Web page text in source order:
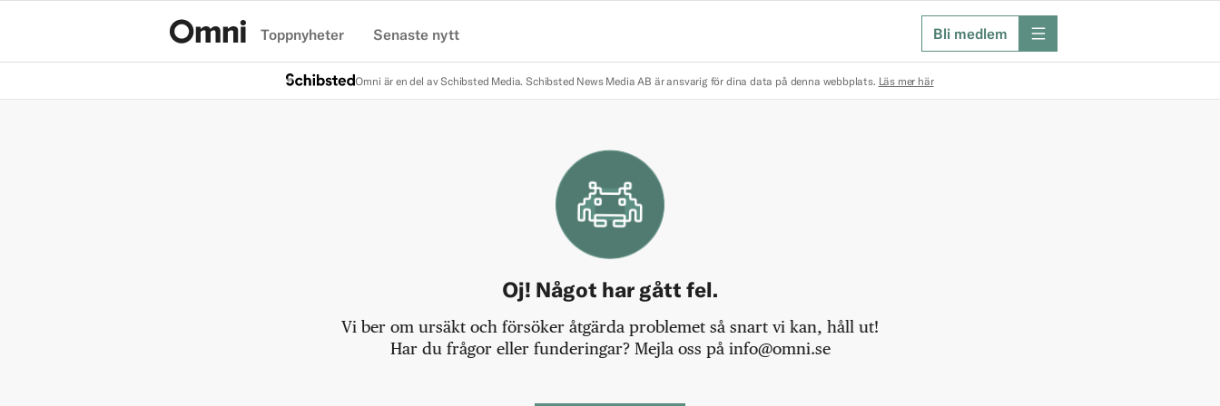
Toppnyheter Senaste nytt Bli medlem meny
Omni är en del av Schibsted Media. Schibsted News Media AB är ansvarig för dina data på denna webbplats. Läs mer här
Oj! Något har gått fel.
Vi ber om ursäkt och försöker åtgärda problemet så snart vi kan, håll ut!
Har du frågor eller funderingar? Mejla oss på info@omni.se